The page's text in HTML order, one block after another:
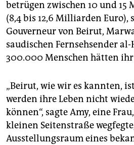
betrügen zwischen 10 und
(8,4 bis 12,6 Milliarden Euro),
Gouverneur von Beirut,
saudischen Fernsehsender
300.000 Menschen hätten
„Beirut, wie wir es kannten,
werden ihre Leben nicht
können“, sagte Amy, eine
kleinen Seitenstraße
Ausstellungsraum eines